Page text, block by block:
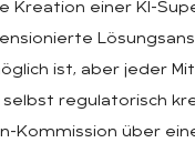
Kreation einer KI-
ist, aber jeder
regulatorisch
Kommission über